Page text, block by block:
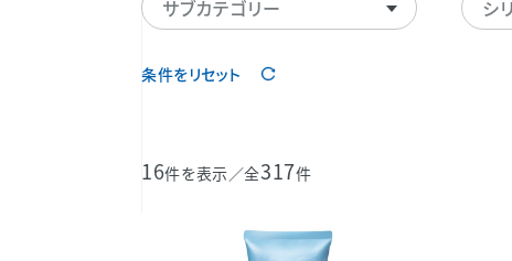
サブカテゴリー シ
条件をリセット
16件を表示／全317件